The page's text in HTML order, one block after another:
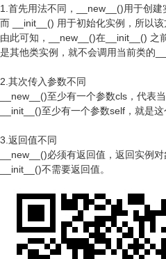
1.首先用法不同，__new__()用于创
而 __init__() 用于初始化实例，所以
由此可知，__new__()在__init__() 之
是其他类实例，就不会调用当前类的
2.其次传入参数不同
__new__()至少有一个参数cls，代表
__init__()至少有一个参数self，就是
3.返回值不同
__new__()必须有返回值，返回实例对
__init__()不需要返回值。